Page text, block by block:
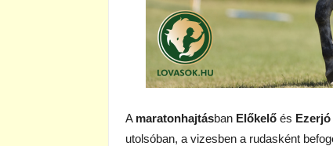
A maratonhajtásban Előkelő és Ezerjó
utolsóban, a vizesben a rudasként